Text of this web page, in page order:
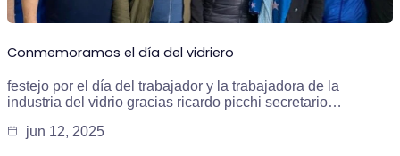
Conmemoramos el día del vidriero
festejo por el día del trabajador y la trabajadora de la
industria del vidrio gracias ricardo picchi secretario…
jun 12, 2025